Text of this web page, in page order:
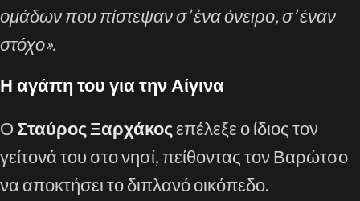
ομάδων που πίστεψαν σ’ ένα όνειρο, σ’ έναν
στόχο».
Η αγάπη του για την Αίγινα
Ο Σταύρος Ξαρχάκοςεπέλεξε ο ίδιος τον
γείτονά του στο νησί, πείθοντας τον Βαρώτσο
να αποκτήσει το διπλανό οικόπεδο.